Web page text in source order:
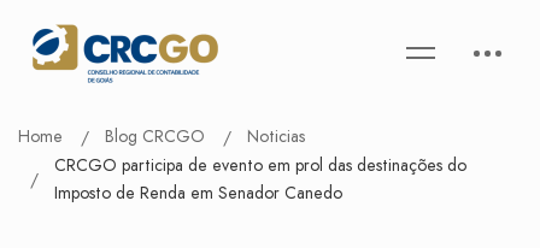
Home Blog CRCGO
Noticias
CRCGO participa de evento em prol das destinações do
Imposto de Renda em Senador Canedo